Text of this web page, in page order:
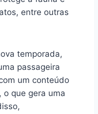
entre outras
temporada,
passageira
um conteúdo
o que gera uma